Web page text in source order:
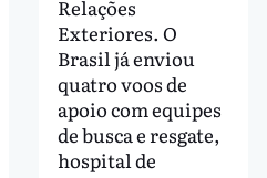
Relações
Exteriores. O
Brasil já enviou
quatro voos de
apoio com equipes
de busca e resgate,
hospital de